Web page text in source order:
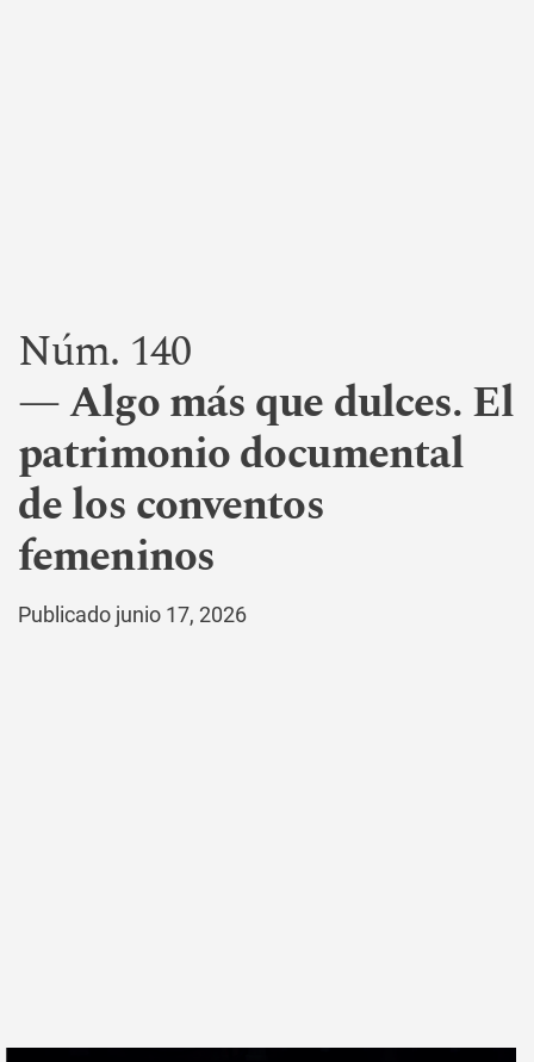
Núm. 140
Algo más que dulces. El
patrimonio documental
de los conventos
femeninos
Publicado junio 17, 2026